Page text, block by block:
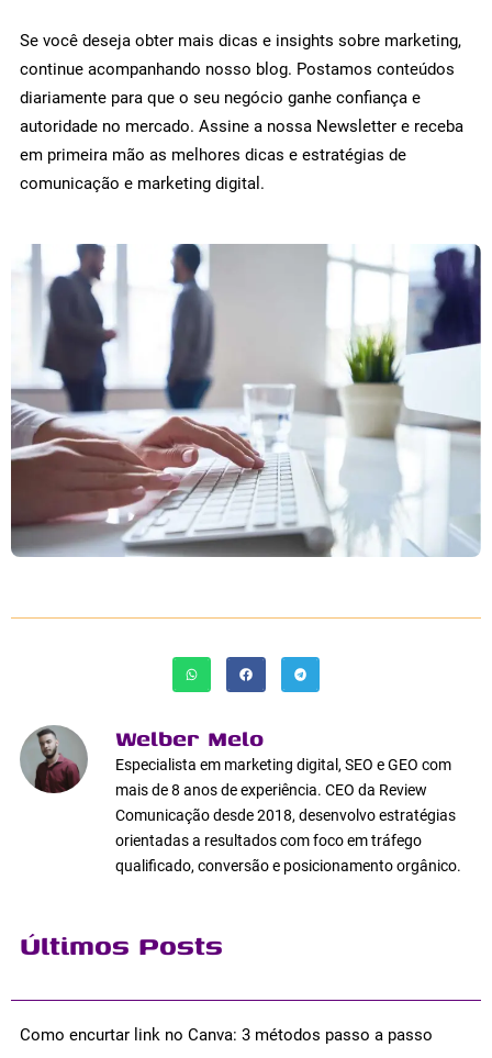
Se você deseja obter mais dicas e insights sobre marketing,
continue acompanhando nosso blog. Postamos conteúdos
diariamente para que o seu negócio ganhe confiança e
autoridade no mercado. Assine a nossa Newsletter e receba
em primeira mão as melhores dicas e estratégias de
comunicação e marketing digital.
Welber Melo
Especialista em marketing digital, SEO e GEO com
mais de 8 anos de experiência. CEO da Review
Comunicação desde 2018, desenvolvo estratégias
orientadas a resultados com foco em tráfego
qualificado, conversão e posicionamento orgânico.
Últimos Posts
Como encurtar link no Canva: 3 métodos passo a passo